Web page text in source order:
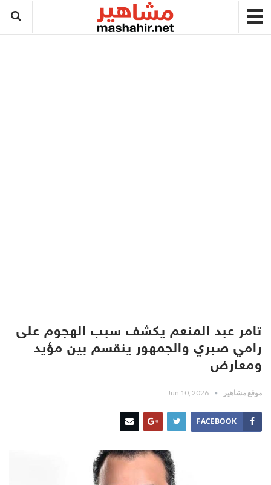
تامر عبد المنعم يكشف سبب الهجوم على
رامي صبري والجمهور ينقسم بين مؤيد
ومعارض
موقع مشاهير Jun 10, 2026
FACEBOOK